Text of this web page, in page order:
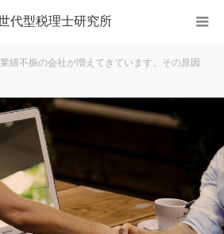
代型税理士研究所
績不振の会社が増えてきています、その原因